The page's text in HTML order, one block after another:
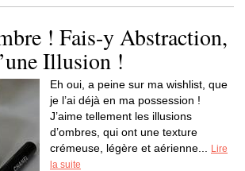
! Fais-y Abstraction,
Illusion !
Eh oui, a peine sur ma wishlist, que
je l’ai déjà en ma possession !
J’aime tellement les illusions
d’ombres, qui ont une texture
crémeuse, légère et aérienne...
Lire
la suite